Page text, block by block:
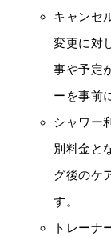
キャンセ
変更に対
事や予定
ーを事前
シャワー
別料金と
グ後のケ
す。
トレーナ